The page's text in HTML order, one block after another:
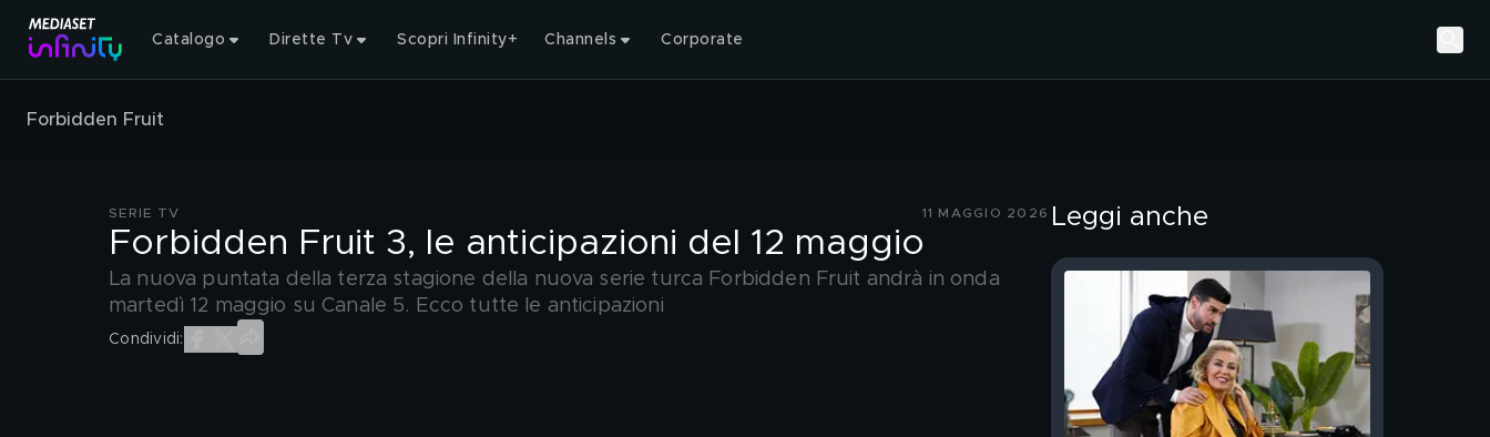
Catalogo Dirette Tv Scopri Infinity+ Channels Corporate
Forbidden Fruit
SERIE TV 11 MAGGIO 2026
Forbidden Fruit 3, le anticipazioni del 12 maggio
La nuova puntata della terza stagione della nuova serie turca Forbidden Fruit andrà in onda
martedì 12 maggio su Canale 5. Ecco tutte le anticipazioni
Condividi:
Leggi anche